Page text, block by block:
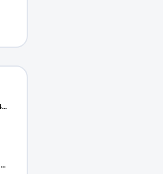
TASCO PUŠKOHĽAD TARGET/VARMINT 6-24X42 MILDOT
INTELIGENTNÝ ASTRONOMICKÝ TELESKOP DWARFLAB DWARF MINI